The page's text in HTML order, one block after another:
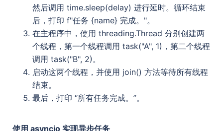
然后调用 time.sleep(delay) 进行延时。循环结束
后，打印 f"任务 {name} 完成。"。
在主程序中，使用 threading.Thread 分别创建两
个线程，第一个线程调用 task("A", 1)，第二个线程
调用 task("B", 2)。
启动这两个线程，并使用 join() 方法等待所有线程
结束。
最后，打印 “所有任务完成。”。
使用 asyncio 实现异步任务